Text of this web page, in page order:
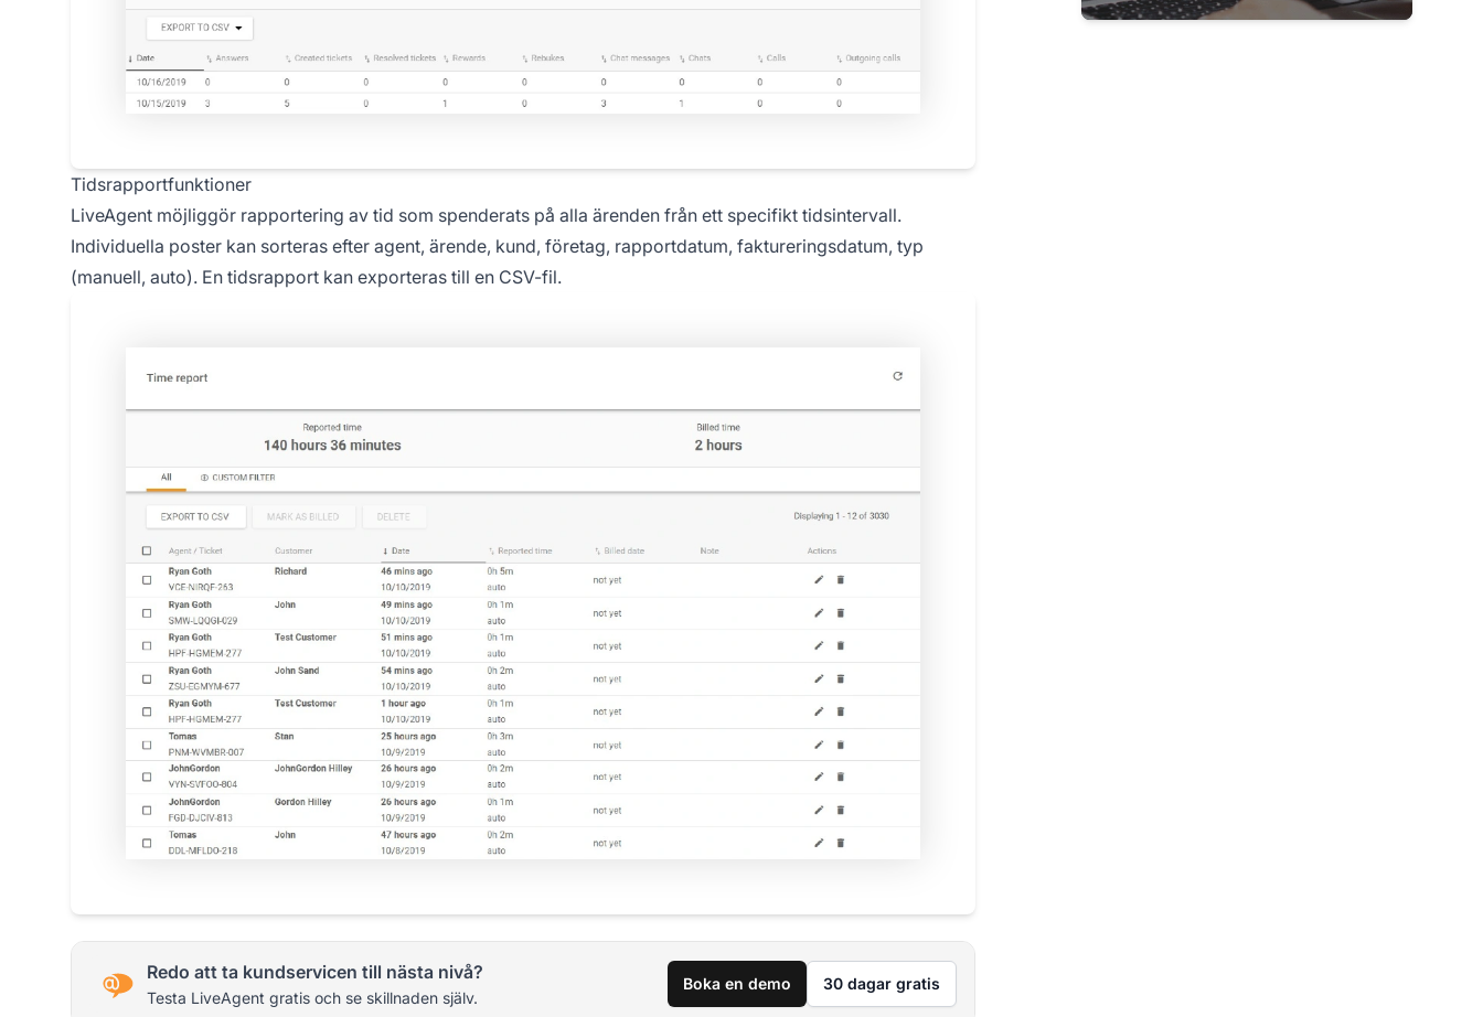
Tidsrapportfunktioner
LiveAgent möjliggör rapportering av tid som spenderats på alla ärenden från ett specifikt tidsintervall.
Individuella poster kan sorteras efter agent, ärende, kund, företag, rapportdatum, faktureringsdatum, typ
(manuell, auto). En tidsrapport kan exporteras till en CSV-fil.
Redo att ta kundservicen till nästa nivå?
Testa LiveAgent gratis och se skillnaden själv.
Boka en demo 30 dagar gratis